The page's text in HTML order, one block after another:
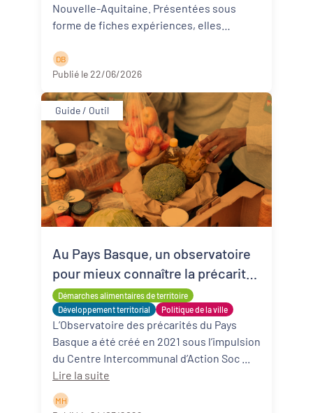
Nouvelle-Aquitaine. Présentées sous
forme de fiches expériences, elles
Lire la suite
D B
Publié le 22/06/2026
Guide / Outil
Démarches alimentaires de territoire
Développement territorial
Politique de la ville
Au Pays Basque, un observatoire
pour mieux connaître la précarité
alimentaire
L’Observatoire des précarités du Pays
Basque a été créé en 2021 sous l’impulsion
Lire la suite
M H